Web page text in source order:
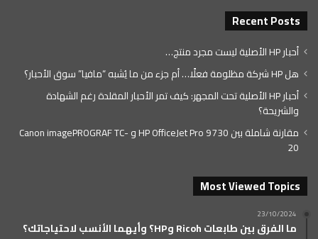
Recent Posts
أحبار HP الأصلية ليست مجرد منتج…
هل HP شركة مظلومة فعلًا… أم جزء من ما يُشبه “مافيا” سوق الأحبار؟
أحبار HP الأصلية تحت المجهر: كيف تمر الأحبار المقلدة رغم الشهادة
والشريحة؟
مقارنة شاملة بين HP OfficeJet Pro 9730 و Canon imagePROGRAF TC-
20
Most Viewed Topics
23/10/2024
ما الفرق بين طابعات Ricoh وHP؟ وأيهما الأنسب لاحتياجاتك؟